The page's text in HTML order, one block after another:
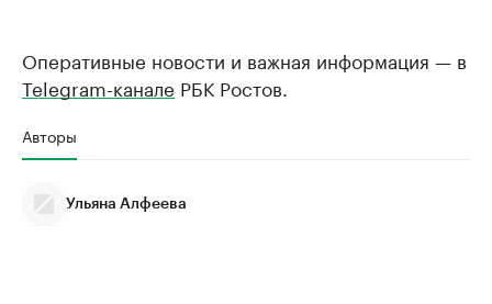
Оперативные новости и важная информация — в
Telegram-канале РБК Ростов.
Авторы
Ульяна Алфеева